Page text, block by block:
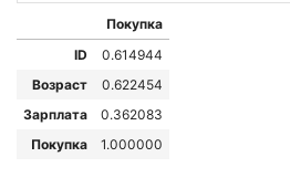
Покупка
ID
0.614944
Возраст
0.622454
Зарплата
0.362083
Покупка
1.000000